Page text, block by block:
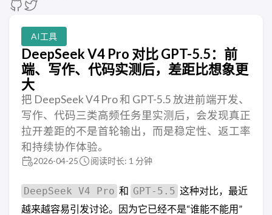
AI工具
DeepSeek V4 Pro 对比 GPT-5.5：前
端、写作、代码实测后，差距比想象更
大
把 DeepSeek V4 Pro 和 GPT-5.5 放进前端开发、
写作、代码三类高频任务里实测后，会发现真正
拉开差距的不是首轮输出，而是稳定性、返工率
和持续协作体验。
2026-04-25 阅读时长: 1 分钟
DeepSeek V4 Pro 和 GPT-5.5 这种对比，最近
越来越容易引发讨论。因为它已经不是“谁能不能用”